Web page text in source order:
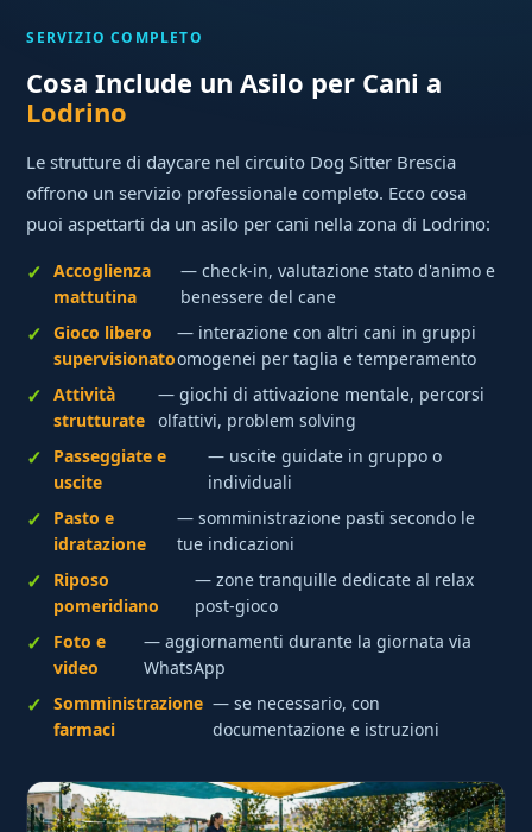
SERVIZIO COMPLETO
Cosa Include un Asilo per Cani a
Lodrino
Le strutture di daycare nel circuito Dog Sitter Brescia
offrono un servizio professionale completo. Ecco cosa
puoi aspettarti da un asilo per cani nella zona di Lodrino:
Accoglienza
mattutina
— check-in, valutazione stato d'animo e
benessere del cane
Gioco libero
supervisionato
— interazione con altri cani in gruppi
omogenei per taglia e temperamento
Attività
strutturate
— giochi di attivazione mentale, percorsi
olfattivi, problem solving
Passeggiate e
uscite
— uscite guidate in gruppo o
individuali
Pasto e
idratazione
— somministrazione pasti secondo le
tue indicazioni
Riposo
pomeridiano
— zone tranquille dedicate al relax
post-gioco
Foto e
video
— aggiornamenti durante la giornata via
WhatsApp
Somministrazione
farmaci
— se necessario, con
documentazione e istruzioni